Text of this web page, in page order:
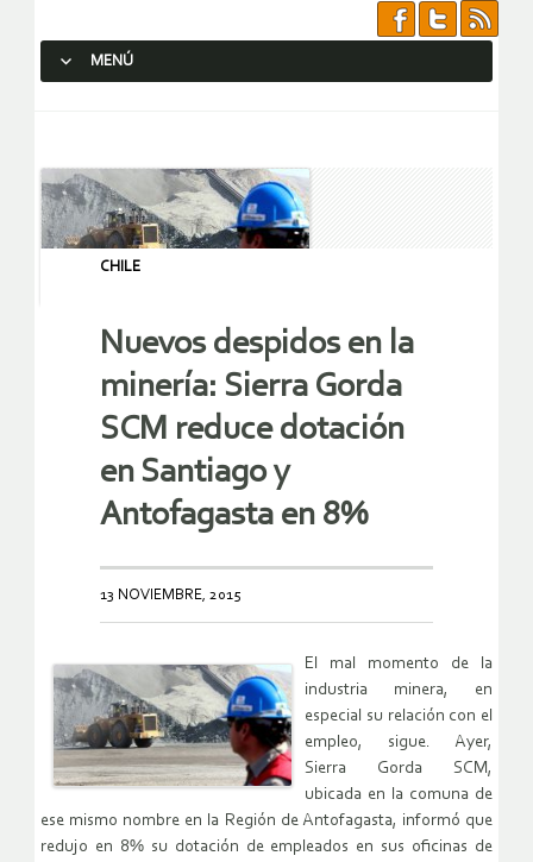
MENÚ
CHILE
Nuevos despidos en la
minería: Sierra Gorda
SCM reduce dotación
en Santiago y
Antofagasta en 8%
13 NOVIEMBRE, 2015
El mal momento de la
industria minera, en
especial su relación con el
empleo, sigue. Ayer,
Sierra Gorda SCM,
ubicada en la comuna de
ese mismo nombre en la Región de Antofagasta, informó que
redujo en 8% su dotación de empleados en sus oficinas de